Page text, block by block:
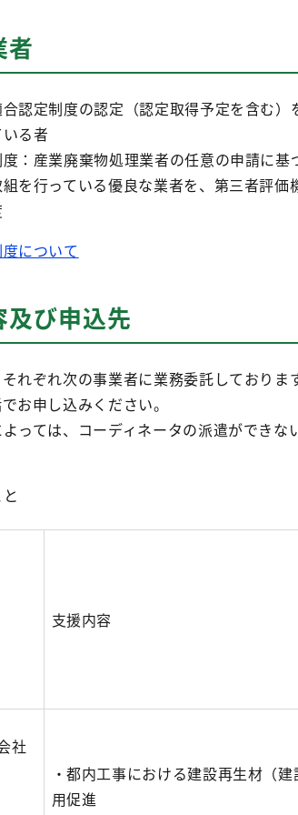
者
認定制度の認定（認定取得予定を含む）
る者
：産業廃棄物処理業者の任意の申請に基
を行っている優良な業者を、第三者評
について
及び申込先
ぞれ次の事業者に業務委託しておりま
お申し込みください。
ては、コーディネータの派遣ができな
支援内容
社
・都内工事における建設再生材（
用促進